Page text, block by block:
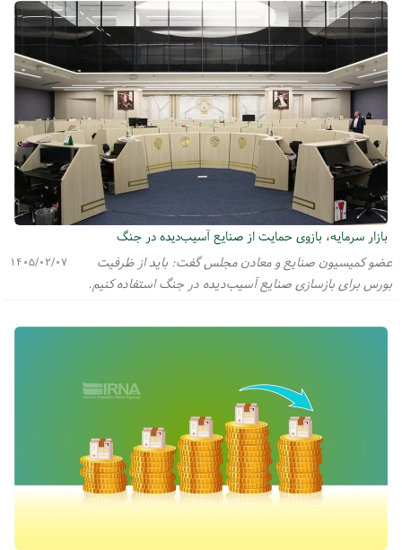
بازار سرمایه، بازوی حمایت از صنایع آسیب‌دیده در جنگ
۱۴۰۵/۰۲/۰۷
عضو کمیسیون صنایع و معادن مجلس گفت: باید از ظرفیت
بورس برای بازسازی صنایع آسیب‌دیده در جنگ استفاده کنیم.